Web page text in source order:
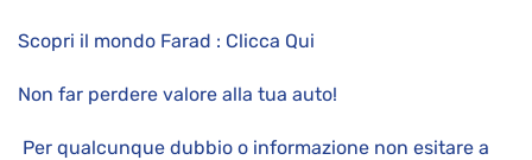
Scopri il mondo Farad : Clicca Qui
Non far perdere valore alla tua auto!
Per qualcunque dubbio o informazione non esitare a